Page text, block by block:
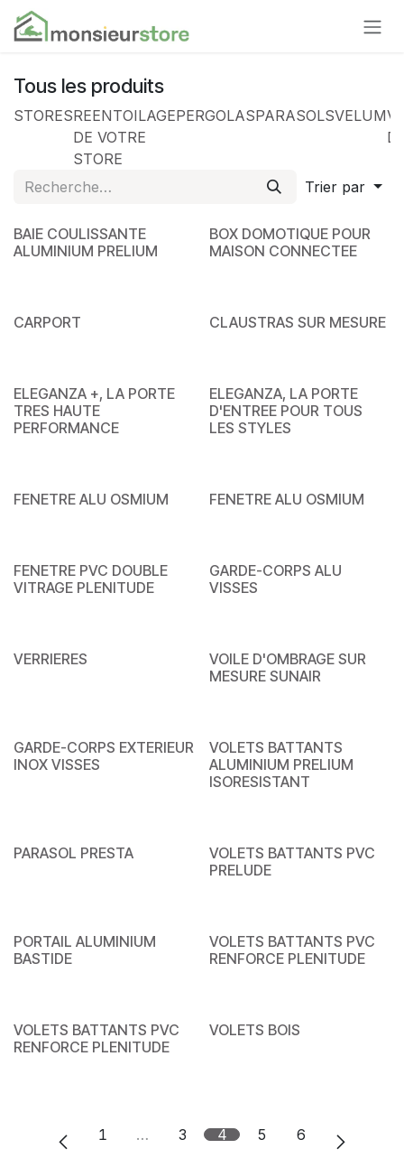
Se rendre au contenu
Tous les produits
STORESREENTOILAGE
DE VOTRE
STORE
PERGOLASPARASOLSVELUM
Trier par
BAIE COULISSANTE
ALUMINIUM PRELIUM
BOX DOMOTIQUE POUR
MAISON CONNECTEE
CARPORT CLAUSTRAS SUR MESURE
ELEGANZA +, LA PORTE
TRES HAUTE
PERFORMANCE
ELEGANZA, LA PORTE
D'ENTREE POUR TOUS
LES STYLES
FENETRE ALU OSMIUM FENETRE ALU OSMIUM
FENETRE PVC DOUBLE
VITRAGE PLENITUDE
GARDE-CORPS ALU
VISSES
VERRIERES
VOILE D'OMBRAGE SUR
MESURE SUNAIR
GARDE-CORPS EXTERIEUR
INOX VISSES
VOLETS BATTANTS
ALUMINIUM PRELIUM
ISORESISTANT
PARASOL PRESTA
VOLETS BATTANTS PVC
PRELUDE
PORTAIL ALUMINIUM
BASTIDE
VOLETS BATTANTS PVC
RENFORCE PLENITUDE
VOLETS BATTANTS PVC
RENFORCE PLENITUDE
VOLETS BOIS
1 … 3 4 5 6